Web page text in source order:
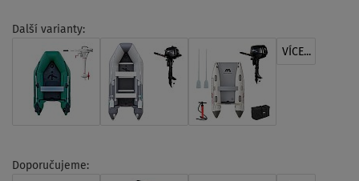
Další varianty:
VÍCE...
Doporučujeme: